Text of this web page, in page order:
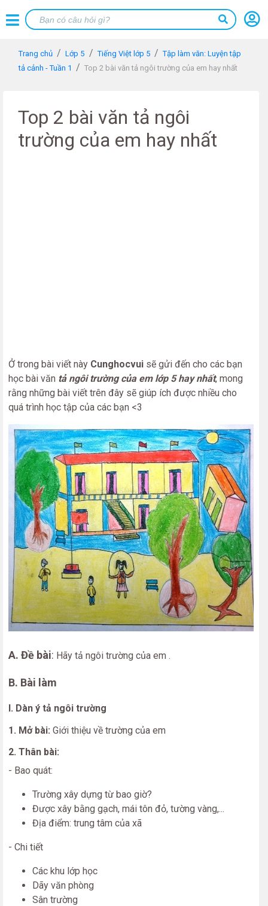
Trang chủ Lớp 5 Tiếng Việt lớp 5
Tập làm văn: Luyện tập
tả cảnh - Tuần 1
Top 2 bài văn tả ngôi trường của em hay nhất
Top 2 bài văn tả ngôi
trường của em hay nhất
Ở trong bài viết này Cunghocvui sẽ gửi đến cho các bạn
học bài văn tả ngôi trường của em lớp 5 hay nhất, mong
rằng những bài viết trên đây sẽ giúp ích được nhiều cho
quá trình học tập của các bạn <3
A. Đề bài: Hãy tả ngôi trường của em .
B. Bài làm
I. Dàn ý tả ngôi trường
1. Mở bài: Giới thiệu về trường của em
2. Thân bài:
- Bao quát:
Trường xây dựng từ bao giờ?
Được xây bằng gạch, mái tôn đỏ, tường vàng,...
Địa điểm: trung tâm của xã
- Chi tiết
Các khu lớp học
Dãy văn phòng
Sân trường